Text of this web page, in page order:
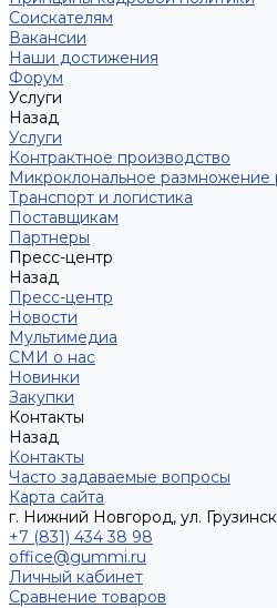
Соискателям
Вакансии
Наши достижения
Форум
Услуги
Назад
Услуги
Контрактное производство
Микроклональное размножение
Транспорт и логистика
Поставщикам
Партнеры
Пресс-центр
Назад
Пресс-центр
Новости
Мультимедиа
СМИ о нас
Новинки
Закупки
Контакты
Назад
Контакты
Часто задаваемые вопросы
Карта сайта
г. Нижний Новгород, ул.
+7 (831) 434 38 98
office@gummi.ru
Личный кабинет
Сравнение товаров